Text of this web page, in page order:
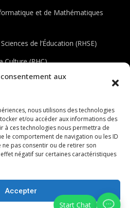
aux
nous utilisons des technologies
et/ou accéder aux informations des
à ces technologies nous permettra de
le comportement de navigation ou les ID
ne pas consentir ou de retirer son
négatif sur certaines caractéristiques
Accepter
et de Mathématiques
de l’Éducation (RHSE)
Culture (RHC)
(RHE)
2026 | Tous droits réservés.